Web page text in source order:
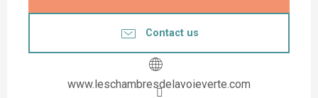
Contact us
www.leschambresdelavoieverte.com